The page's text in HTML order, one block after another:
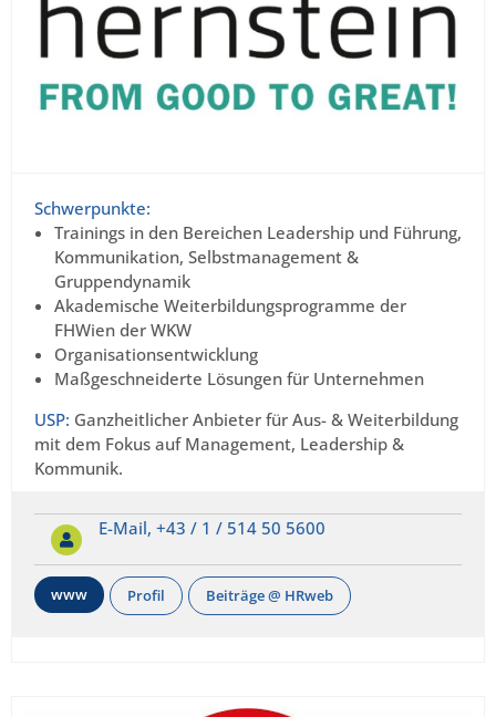
Schwerpunkte:
Trainings in den Bereichen Leadership und Führung,
Kommunikation, Selbstmanagement &
Gruppendynamik
Akademische Weiterbildungsprogramme der
FHWien der WKW
Organisationsentwicklung
Maßgeschneiderte Lösungen für Unternehmen
USP: Ganzheitlicher Anbieter für Aus- & Weiterbildung
mit dem Fokus auf Management, Leadership &
Kommunik.
E-Mail, +43 / 1 / 514 50 5600
www Profil Beiträge @ HRweb